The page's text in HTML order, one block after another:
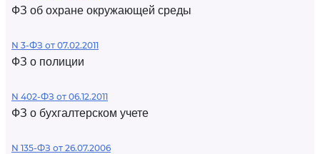
ФЗ об охране окружающей среды
N 3-ФЗ от 07.02.2011
ФЗ о полиции
N 402-ФЗ от 06.12.2011
ФЗ о бухгалтерском учете
N 135-ФЗ от 26.07.2006